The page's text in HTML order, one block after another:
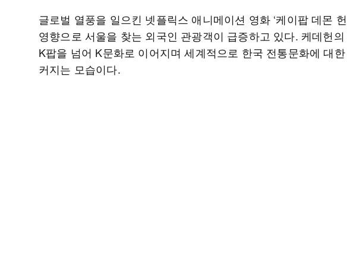
글로벌 열풍을 일으킨 넷플릭스 애니메이션 영화 ‘케이팝 데몬 헌
영향으로 서울을 찾는 외국인 관광객이 급증하고 있다. 케데헌
K팝을 넘어 K문화로 이어지며 세계적으로 한국 전통문화에 대한
커지는 모습이다.